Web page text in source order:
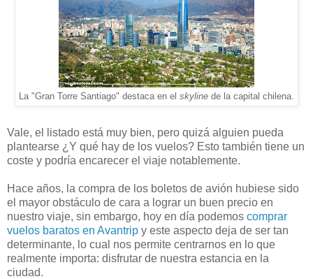
La "Gran Torre Santiago" destaca en el skyline de la capital chilena.
Vale, el listado está muy bien, pero quizá alguien pueda
plantearse ¿Y qué hay de los vuelos? Esto también tiene un
coste y podría encarecer el viaje notablemente.
Hace años, la compra de los boletos de avión hubiese sido
el mayor obstáculo de cara a lograr un buen precio en
nuestro viaje, sin embargo, hoy en día podemos comprar
vuelos baratos en Avantrip y este aspecto deja de ser tan
determinante, lo cual nos permite centrarnos en lo que
realmente importa: disfrutar de nuestra estancia en la
ciudad.